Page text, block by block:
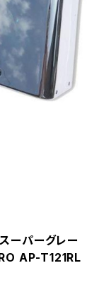
ーパーグレー
AP-T121RL